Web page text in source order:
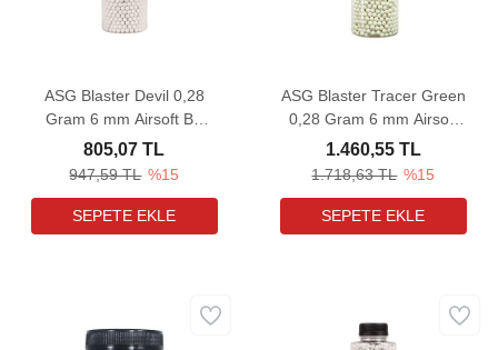
ASG Blaster Devil 0,28
Gram 6 mm Airsoft BB
(3300 Adet)
947,59 TL %15
805,07 TL
ASG Blaster Tracer Green
0,28 Gram 6 mm Airsoft
İzli BB (3300 Adet)
1.718,63 TL %15
1.460,55 TL